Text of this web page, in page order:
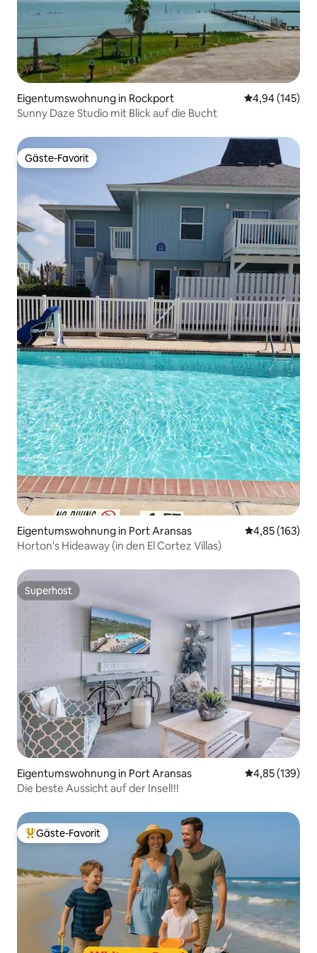
Eigentumswohnung in Rockport
4,94 (145)
Sunny Daze Studio mit Blick auf die Bucht
Gäste-Favorit
Gäste-Favorit
Eigentumswohnung in Port Aransas
4,85 (163)
Horton's Hideaway (in den El Cortez Villas)
Superhost
Superhost
Eigentumswohnung in Port Aransas
4,85 (139)
Die beste Aussicht auf der Insel!!!
Beliebter Gäste-Favorit.
Gäste-Favorit